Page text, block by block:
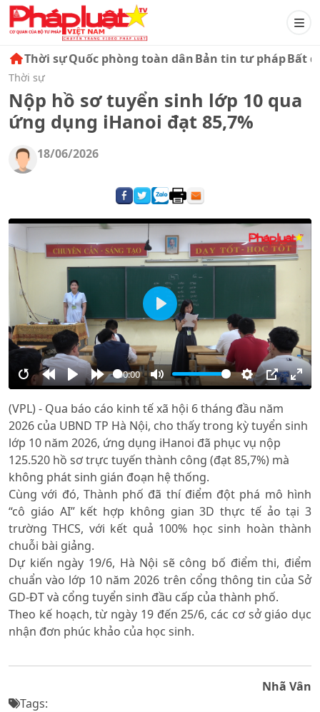
Thời sựQuốc phòng toàn dânBản tin tư phápBất
Thời sự
Nộp hồ sơ tuyển sinh lớp 10 qua
ứng dụng iHanoi đạt 85,7%
18/06/2026
RestartRewind
10s
PlayForward
10s
00:00
Mute Settings
PIP
Play
(VPL) - Qua báo cáo kinh tế xã hội 6 tháng đầu năm
2026 của UBND TP Hà Nội, cho thấy trong kỳ tuyển sinh
lớp 10 năm 2026, ứng dụng iHanoi đã phục vụ nộp
125.520 hồ sơ trực tuyến thành công (đạt 85,7%) mà
không phát sinh gián đoạn hệ thống.
Cùng với đó, Thành phố đã thí điểm đột phá mô hình
“cô giáo AI” kết hợp không gian 3D thực tế ảo tại 3
trường THCS, với kết quả 100% học sinh hoàn thành
chuỗi bài giảng.
Dự kiến ngày 19/6, Hà Nội sẽ công bố điểm thi, điểm
chuẩn vào lớp 10 năm 2026 trên cổng thông tin của Sở
GD-ĐT và cổng tuyển sinh đầu cấp của thành phố.
Theo kế hoạch, từ ngày 19 đến 25/6, các cơ sở giáo dục
nhận đơn phúc khảo của học sinh.
Nhã Vân
Tags: